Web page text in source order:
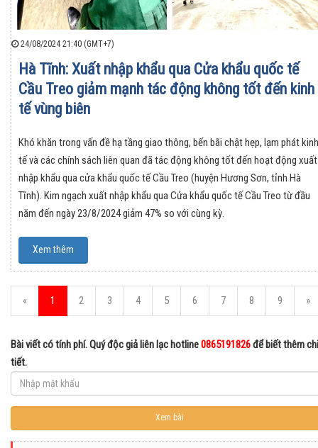
24/08/2024 21:40 (GMT+7)
Hà Tĩnh: Xuất nhập khẩu qua Cửa khẩu quốc tế
Cầu Treo giảm mạnh tác động không tốt đến kinh
tế vùng biên
Khó khăn trong vấn đề hạ tầng giao thông, bến bãi chật hẹp, lạm phát kinh
tế và các chính sách liên quan đã tác động không tốt đến hoạt động xuất
nhập khẩu qua cửa khẩu quốc tế Cầu Treo (huyện Hương Sơn, tỉnh Hà
Tĩnh). Kim ngạch xuất nhập khẩu qua Cửa khẩu quốc tế Cầu Treo từ đầu
năm đến ngày 23/8/2024 giảm 47% so với cùng kỳ.
Xem thêm
« 1 2 3 4 5 6 7 8 9 »
Bài viết có tính phí. Quý độc giả liên lạc hotline0865191826để biết thêm chi
tiết.